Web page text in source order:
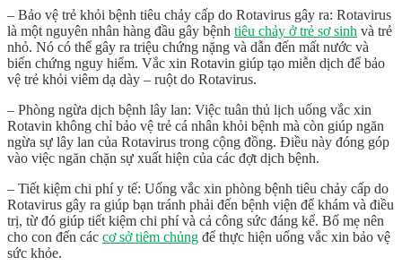
– Bảo vệ trẻ khỏi bệnh tiêu chảy cấp do Rotavirus gây ra: Rotavirus
là một nguyên nhân hàng đầu gây bệnh tiêu chảy ở trẻ sơ sinh và trẻ
nhỏ. Nó có thể gây ra triệu chứng nặng và dẫn đến mất nước và
biến chứng nguy hiểm. Vắc xin Rotavin giúp tạo miễn dịch để bảo
vệ trẻ khỏi viêm dạ dày – ruột do Rotavirus.
– Phòng ngừa dịch bệnh lây lan: Việc tuân thủ lịch uống vắc xin
Rotavin không chỉ bảo vệ trẻ cá nhân khỏi bệnh mà còn giúp ngăn
ngừa sự lây lan của Rotavirus trong cộng đồng. Điều này đóng góp
vào việc ngăn chặn sự xuất hiện của các đợt dịch bệnh.
– Tiết kiệm chi phí y tế: Uống vắc xin phòng bệnh tiêu chảy cấp do
Rotavirus gây ra giúp bạn tránh phải đến bệnh viện để khám và điều
trị, từ đó giúp tiết kiệm chi phí và cả công sức đáng kể. Bố mẹ nên
cho con đến các cơ sở tiêm chủng để thực hiện uống vắc xin bảo vệ
sức khỏe.